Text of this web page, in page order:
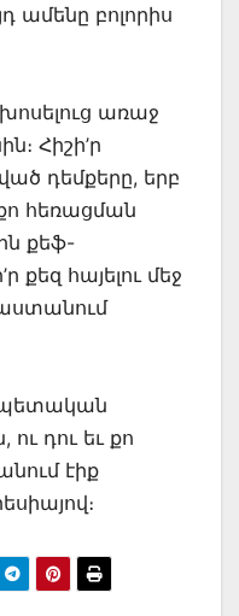
ամենը բոլորիս
առաջ
Հիշի’ր
դեմքերը, երբ
քո հեռացման
քեֆ-
քեզ հայելու մեջ
պետական
ու դու եւ քո
էիք